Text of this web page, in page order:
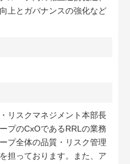
上とガバナンスの強化など
リスクマネジメント本部長
プのCxOであるRRLの業務
プ全体の品質・リスク管理
担っております。また、ア